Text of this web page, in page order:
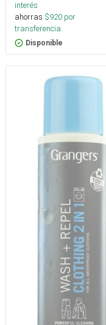
interés
ahorras $920 por
transferencia.
Disponible